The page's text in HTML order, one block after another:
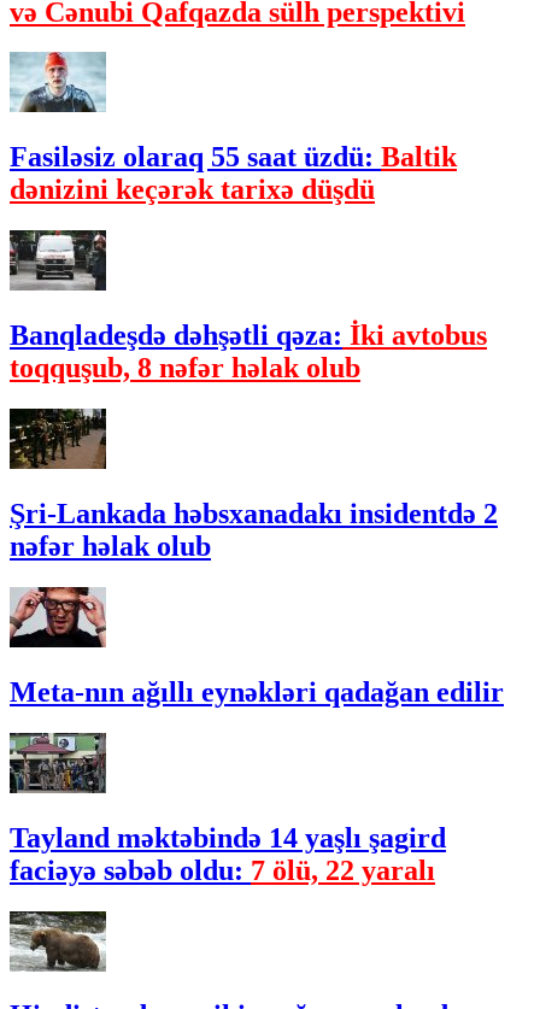
və Cənubi Qafqazda sülh perspektivi
Fasiləsiz olaraq 55 saat üzdü: Baltik
dənizini keçərək tarixə düşdü
Banqladeşdə dəhşətli qəza: İki avtobus
toqquşub, 8 nəfər həlak olub
Şri-Lankada həbsxanadakı insidentdə 2
nəfər həlak olub
Meta-nın ağıllı eynəkləri qadağan edilir
Tayland məktəbində 14 yaşlı şagird
faciəyə səbəb oldu: 7 ölü, 22 yaralı